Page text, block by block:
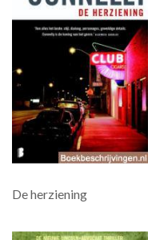
De herziening